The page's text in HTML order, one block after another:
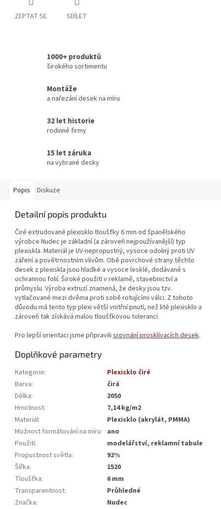
ZEPTAT SE SDÍLET
1000+ produktů
širokého sortimentu
Montáže
a nařezání desek na míru
32 let historie
rodinné firmy
15 let záruka
na vybrané desky
Popis Diskuze
Detailní popis produktu
Čiré extrudované plexisklo tloušťky 6 mm od španělského
výrobce Nudec je základní (a zároveň nejpoužívanější) typ
plexiskla. Materiál je UV-nepropustný, vysoce odolný proti UV
záření a povětrnostním vlivům. Obě povrchové strany těchto
desek z plexiskla jsou hladké a vysoce lesklé, dodávané s
ochrannou folií. Široké použití v reklamě, stavebnictví a
průmyslu. Výroba extruzí znamená, že desky jsou tzv.
vytlačované mezi dvěma proti sobě rotujícími válci. Z tohoto
důvodu má tento typ plexi větší vnitřní pnutí, než lité plexisklo a
zároveň tak získává malou tloušťkovou toleranci.
Pro lepší orientaci jsme připravili srovnání prosklívacích desek.
Doplňkové parametry
Kategorie:
Plexisklo čiré
Barva:
čirá
Délka:
2050
Hmotnost:
7,14 kg/m2
Materiál:
Plexisklo (akrylát, PMMA)
Možnost formátování na míru: ano
Použití:
modelářství, reklamní tabule
Propustnost světla:
92%
Šířka:
1520
Tloušťka:
6 mm
Transparentnost:
Průhledné
Značka:
Nudec